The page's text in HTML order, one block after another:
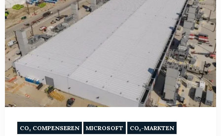
CO₂ COMPENSEREN MICROSOFT CO₂-MARKTEN